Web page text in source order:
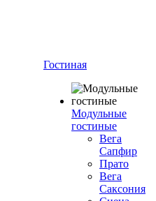
Гостиная
Модульные
гостиные
Вега
Сапфир
Прато
Вега
Саксония